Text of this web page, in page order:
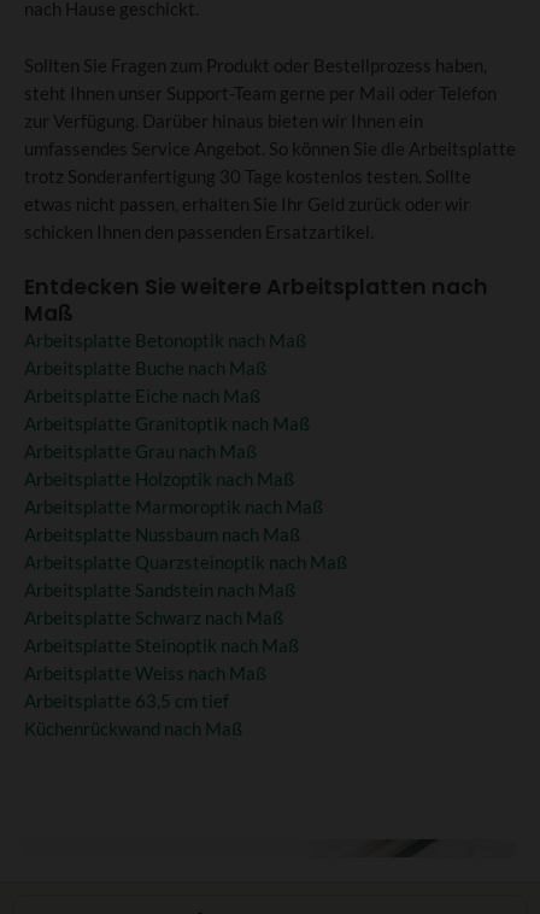
nach Hause geschickt.
Sollten Sie Fragen zum Produkt oder Bestellprozess haben,
steht Ihnen unser Support-Team gerne per Mail oder Telefon
zur Verfügung. Darüber hinaus bieten wir Ihnen ein
umfassendes Service Angebot. So können Sie die Arbeitsplatte
trotz Sonderanfertigung 30 Tage kostenlos testen. Sollte
etwas nicht passen, erhalten Sie Ihr Geld zurück oder wir
schicken Ihnen den passenden Ersatzartikel.
Entdecken Sie weitere Arbeitsplatten nach
Maß
Arbeitsplatte Betonoptik nach Maß
Arbeitsplatte Buche nach Maß
Arbeitsplatte Eiche nach Maß
Arbeitsplatte Granitoptik nach Maß
Arbeitsplatte Grau nach Maß
Arbeitsplatte Holzoptik nach Maß
Arbeitsplatte Marmoroptik nach Maß
Arbeitsplatte Nussbaum nach Maß
Arbeitsplatte Quarzsteinoptik nach Maß
Arbeitsplatte Sandstein nach Maß
Arbeitsplatte Schwarz nach Maß
Arbeitsplatte Steinoptik nach Maß
Arbeitsplatte Weiss nach Maß
Arbeitsplatte 63,5 cm tief
Küchenrückwand nach Maß